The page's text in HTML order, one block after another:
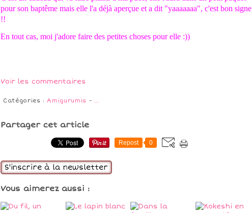
pour son baptême mais elle l'a déjà aperçue et a dit "yaaaaaaa", c'est bon signe
!!
En tout cas, moi j'adore faire des petites choses pour elle :))
Voir les commentaires
Catégories :Amigurumis - …
Partager cet article
Repost 0
S'inscrire à la newsletter
Vous aimerez aussi :